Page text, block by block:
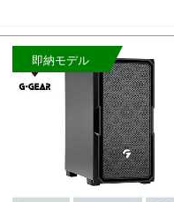
即納モデル